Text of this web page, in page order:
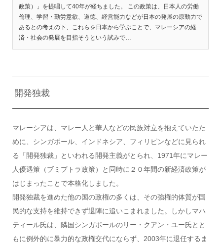
政策）」を提唱して40年が経ちました。 この政策は、日本人の労働
倫理、学習・勤労意欲、道徳、経営能力などが日本の発展の原動力で
あるとの考えの下、これらを日本から学ぶことで、マレーシアの経
済・社会の発展を目指そうという試みで…
開発独裁
マレーシアは、マレー人と華人などの民族対立を抱えていたた
めに、シンガポール、インドネシア、フィリピンなどに見られ
る「開発独裁」といわれる開発主義がとられ、1971年にマレー
人優遇策（ブミプトラ政策）と同時に２０年間の新経済政策が
はじまったことで本格化しました。
開発独裁を進めた他の国の政権の多くは、その強権的体質が国
民的な支持を維持できず退陣に追いこまれました。しかしマハ
ティール氏は、隣国シンガポールのリー・クアン・ユー氏とと
もに例外的に暴力的な政権交代にならず、2003年に退任するま